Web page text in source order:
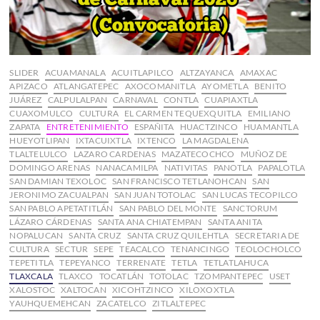
SLIDER ACUAMANALA ACUITLAPILCO ALTZAYANCA AMAXAC
APIZACO
ATLANGATEPEC AXOCOMANITLA AYOMETLA
BENITO
JUÁREZ CALPULALPAN CARNAVAL CONTLA CUAPIAXTLA
CUAXOMULCO
CULTURA EL CARMEN TEQUEXQUITLA
EMILIANO
ZAPATA
ENTRETENIMIENTO ESPAÑITA HUACTZINCO
HUAMANTLA
HUEYOTLIPAN
IXTACUIXTLA IXTENCO
LA MAGDALENA
TLALTELULCO
LAZARO CARDENAS MAZATECOCHCO
MUÑOZ DE
DOMINGO ARENAS NANACAMILPA NATIVITAS PANOTLA PAPALOTLA
SAN DAMIAN TEXOLOC SAN FRANCISCO TETLANOHCAN
SAN
JERONIMO ZACUALPAN
SAN JUAN TOTOLAC SAN LUCAS TECOPILCO
SAN PABLO APETATITLÁN
SAN PABLO DEL MONTE SANCTORUM
LÁZARO CÁRDENAS SANTA ANA CHIATEMPAN
SANTA ANITA
NOPALUCAN
SANTA CRUZ SANTA CRUZ QUILEHTLA SECRETARIA DE
CULTURA SECTUR SEPE TEACALCO TENANCINGO
TEOLOCHOLCO
TEPETITLA TEPEYANCO TERRENATE TETLA TETLATLAHUCA
TLAXCALA TLAXCO TOCATLÁN TOTOLAC TZOMPANTEPEC
USET
XALOSTOC XALTOCAN XICOHTZINCO
XILOXOXTLA
YAUHQUEMEHCAN
ZACATELCO ZITLALTEPEC